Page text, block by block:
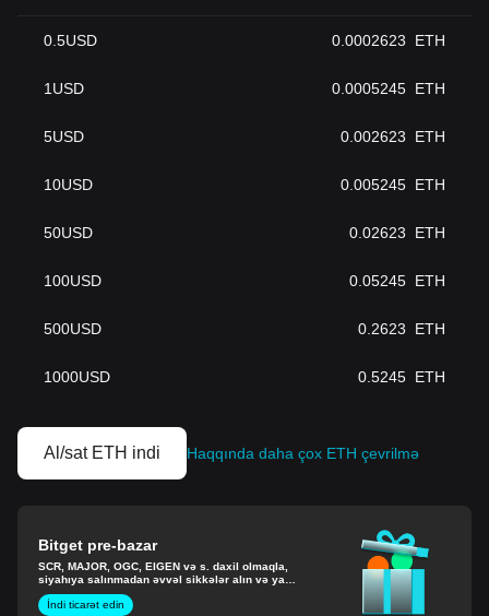
0.5USD 0.0002623 ETH
1 USD 0.0005245 ETH
5USD 0.002623 ETH
10USD 0.005245 ETH
50USD 0.02623 ETH
100USD 0.05245 ETH
500USD 0.2623 ETH
1000USD 0.5245 ETH
Al/sat ETH indi Haqqında daha çox ETH çevrilmə
Bitget pre-bazar
SCR, MAJOR, OGC, EIGEN və s. daxil olmaqla,
siyahıya salınmadan əvvəl sikkələr alın və ya
satın.
İndi ticarət edin